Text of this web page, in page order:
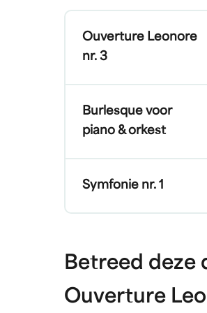
Ouverture Leonore
nr. 3
Burlesque voor
piano & orkest
Symfonie nr. 1
Betreed deze
Ouverture